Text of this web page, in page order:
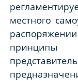
местного
принципы